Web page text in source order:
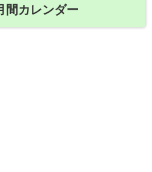
間カレンダー